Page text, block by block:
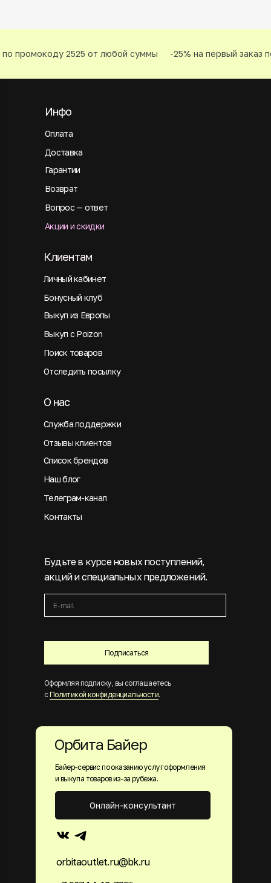
промокоду 2525 от любой суммы -25% на первый заказ
Оплата
Инфо
Подписаться
Будьте в курсе новых поступлений,
акций и специальных предложений.
Оформляя подписку, вы соглашаетесь
с Политикой конфиденциальности.
Доставка
Гарантии
Возврат
Вопрос — ответ
Акции и скидки
Личный кабинет
Клиентам
Бонусный клуб
Выкуп из Европы
Выкуп с Poizon
Поиск товаров
Отследить посылку
Служба поддержки
О нас
Отзывы клиентов
Список брендов
Наш блог
Телеграм-канал
Контакты
Байер-сервис по оказанию услуг оформления
и выкупа товаров из-за рубежа.
orbitaoutlet.ru@bk.ru
Онлайн-консультант
Орбита Байер